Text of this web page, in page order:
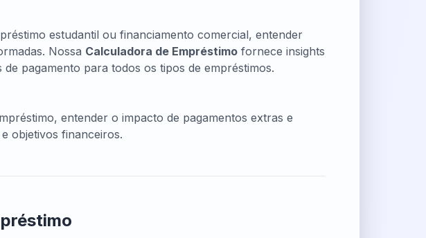
estudantil ou financiamento comercial, entender
Nossa Calculadora de Empréstimo fornece insights
pagamento para todos os tipos de empréstimos.
entender o impacto de pagamentos extras e
objetivos financeiros.